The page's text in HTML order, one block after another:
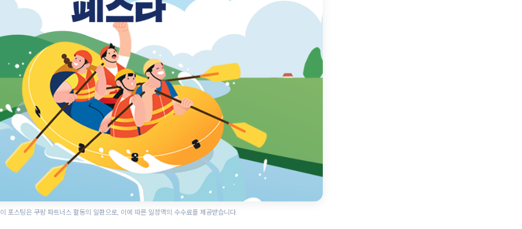
이 포스팅은 쿠팡 파트너스 활동의 일환으로, 이에 따른 일정액의 수수료를 제공받습니다.